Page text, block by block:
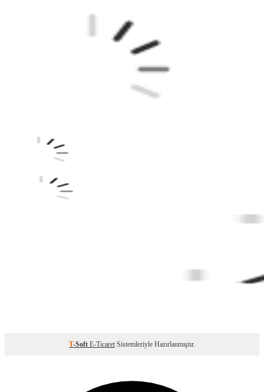
T-Soft E-Ticaret Sistemleriyle Hazırlanmıştır.